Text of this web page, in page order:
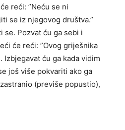
reći: ”Neću se ni
se iz njegovog društva.”
se. Pozvat ću ga sebi i
će reći: ”Ovog griješnika
ću ga kada vidim
još više pokvariti ako ga
(previše popustio),